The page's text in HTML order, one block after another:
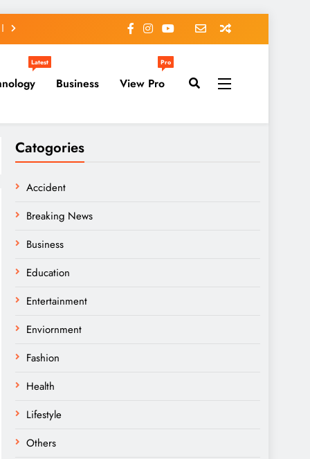
Latest
Business View Pro
Pro
Catogories
Accident
Breaking News
Business
Education
Entertainment
Enviornment
Fashion
Health
Lifestyle
Others